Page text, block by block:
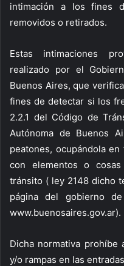
intimación a los fines
removidos o retirados.
Estas intimaciones
realizado por el
Buenos Aires, que
fines de detectar si los
2.2.1 del Código de
Autónoma de Buenos
peatones, ocupándola
con elementos o
tránsito ( ley 2148 dicho
página del gobierno
www.buenosaires.gov.ar).
Dicha normativa prohíbe
y/o rampas en las